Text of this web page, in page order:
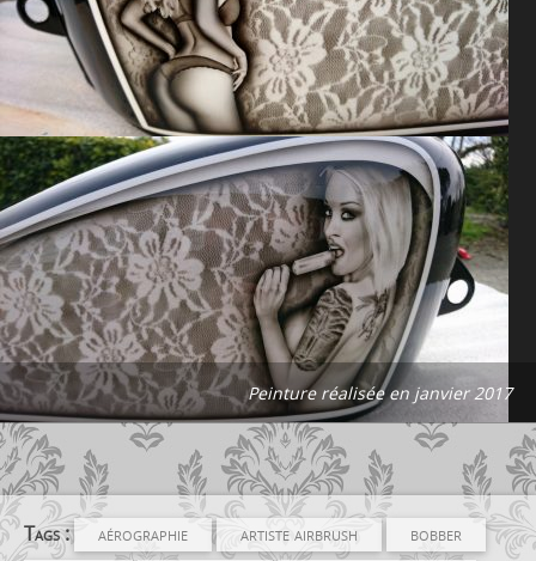
Peinture réalisée en janvier 2017
Tags : aérographie artiste airbrush
bobber